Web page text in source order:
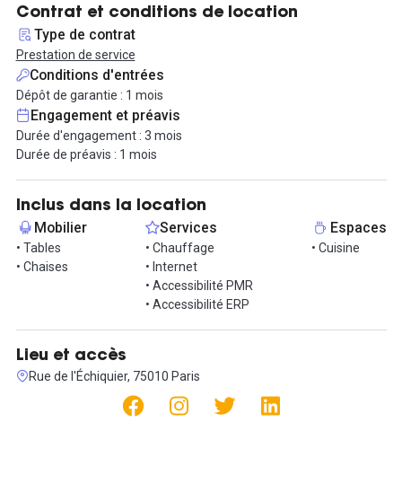
Contrat flexible proposé en prestation de services. Possibilité de
loyer sans TVA soit 1280€ par mois (pas de TVA).
L'espace est loué meublé avec table et fauteuils. Il est fibré avec
le WIFI.
Dépôt de garantie : 1 mois
Préavis : 2 mois
Durée minimum d'engagement : 3 mois.
Ce bureau bénéficie d’un emplacement central et offre un cadre
de travail agréable, avec toutes les commodités à deux pas et de
nombreux bars et restaurants pour la pause déjeuner ou pour un
afterwork entre collègues. Vous trouverez aussi un jardin à 2
minutes des bureaux.
Contactez-nous rapidement pour visiter ce bureau !
Accessibilité:
Métro Bonne Nouvelle : Ligne 8, 9
Métro Château d'Eau : Ligne 4
Informations complémentaires sur cet espace de
Contrat et conditions de location
Type de contrat
Prestation de service
Conditions d'entrées
Dépôt de garantie : 1 mois
Engagement et préavis
Durée d'engagement : 3 mois
Durée de préavis : 1 mois
Inclus dans la location
Mobilier
• Tables
• Chaises
Services
• Chauffage
• Internet
• Accessibilité PMR
• Accessibilité ERP
Espaces
• Cuisine
Lieu et accès
Rue de l'Échiquier, 75010 Paris